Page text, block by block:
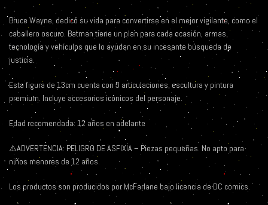
Bruce Wayne, dedicó su vida para convertirse en el mejor vigilante, como el
caballero oscuro. Batman tiene un plan para cada ocasión, armas,
tecnología y vehículos que lo ayudan en su incesante búsqueda de
justicia.
Esta figura de 13cm cuenta con 5 articulaciones, escultura y pintura
premium. Incluye accesorios icónicos del personaje.
Edad recomendada: 12 años en adelante
⚠️ADVERTENCIA: PELIGRO DE ASFIXIA – Piezas pequeñas. No apto para
niños menores de 12 años.
Los productos son producidos por McFarlane bajo licencia de DC comics.